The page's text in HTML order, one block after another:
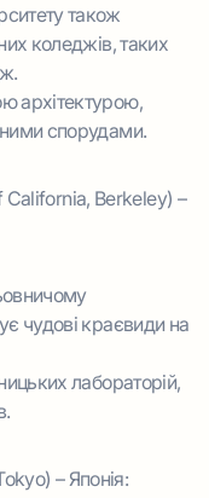
також
коледжів, таких
архітектурою,
спорудами.
California, Berkeley) –
чудові краєвиди на
лабораторій,
– Японія: